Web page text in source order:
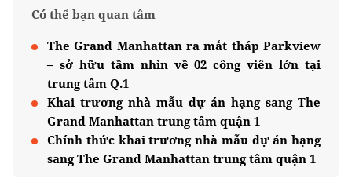
Có thể bạn quan tâm
The Grand Manhattan ra mắt tháp Parkview
– sở hữu tầm nhìn về 02 công viên lớn tại
trung tâm Q.1
Khai trương nhà mẫu dự án hạng sang The
Grand Manhattan trung tâm quận 1
Chính thức khai trương nhà mẫu dự án hạng
sang The Grand Manhattan trung tâm quận 1